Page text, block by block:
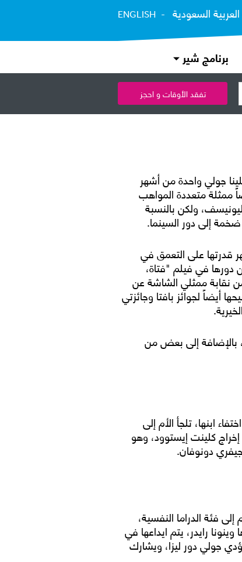
السعودية ENGLISH
برنامج شير
تفقد الأوقات و احجز
جولي واحدة من أشهر
ممثلة متعددة المواهب
ولكن بالنسبة
إلى دور السينما.
قدرتها على التعمق في
دورها في فيلم "فتاة،
نقابة ممثلي الشاشة عن
أيضاً لجوائز بافتا وجائزتي
دعونا نلقي نظرة أقرب على أعمالها، والتي تضم قائمة من أكثر أفلامها شهرة وتقييماتها على موقع IMDb، بالإضافة إلى بعض من
ابنها، تلجأ الأم إلى
كلينت إيستوود، وهو
دونوفان.
فئة الدراما النفسية،
رايدر، يتم ايداعها في
جولي دور ليزا، ويشارك